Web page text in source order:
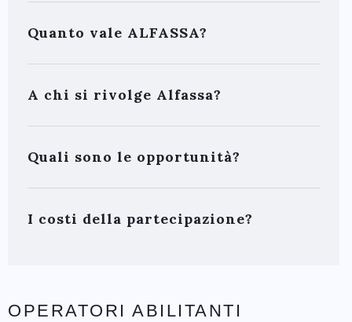
Quanto vale ALFASSA?
A chi si rivolge Alfassa?
Quali sono le opportunità?
I costi della partecipazione?
OPERATORI ABILITANTI